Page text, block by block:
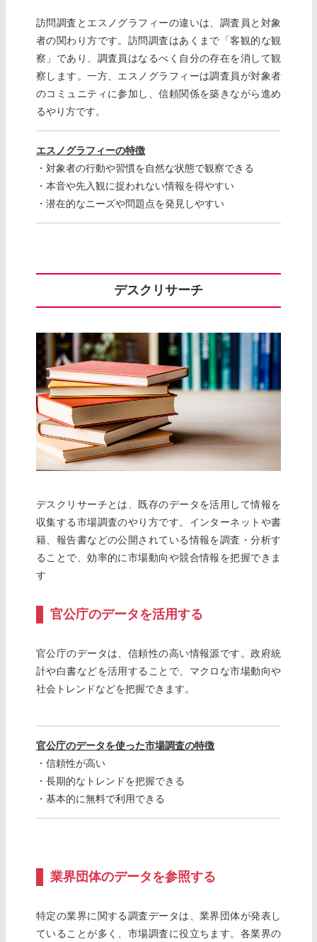
訪問調査とエスノグラフィーの違いは、調査員と対象
者の関わり方です。訪問調査はあくまで「客観的な観
察」であり、調査員はなるべく自分の存在を消して観
察します。一方、エスノグラフィーは調査員が対象者
のコミュニティに参加し、信頼関係を築きながら進め
るやり方です。
エスノグラフィーの特徴
・対象者の行動や習慣を自然な状態で観察できる
・本音や先入観に捉われない情報を得やすい
・潜在的なニーズや問題点を発見しやすい
デスクリサーチ
デスクリサーチとは、既存のデータを活用して情報を
収集する市場調査のやり方です。インターネットや書
籍、報告書などの公開されている情報を調査・分析す
ることで、効率的に市場動向や競合情報を把握できま
す
官公庁のデータを活用する
官公庁のデータは、信頼性の高い情報源です。政府統
計や白書などを活用することで、マクロな市場動向や
社会トレンドなどを把握できます。
官公庁のデータを使った市場調査の特徴
・信頼性が高い
・長期的なトレンドを把握できる
・基本的に無料で利用できる
業界団体のデータを参照する
特定の業界に関する調査データは、業界団体が発表し
ていることが多く、市場調査に役立ちます。各業界の